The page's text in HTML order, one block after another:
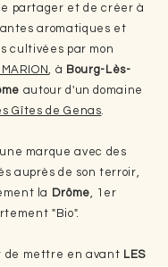
partager et de créer à
aromatiques et
cultivées par mon
, à Bourg-Lès-
autour d'un domaine
Gîtes de Genas.
marque avec des
auprès de son terroir,
la Drôme, 1er
"Bio".
de mettre en avant LES